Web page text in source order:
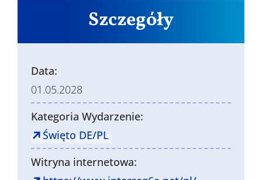
Szczegóły
Data:
01.05.2028
Kategoria Wydarzenie:
Święto DE/PL
Witryna internetowa: